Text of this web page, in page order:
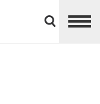
divisions
panel